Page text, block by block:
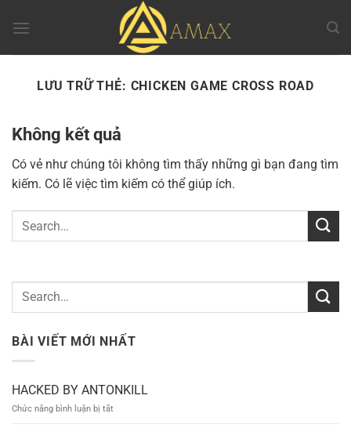
đến
LƯU TRỮ THẺ: CHICKEN GAME CROSS ROAD
Không kết quả
Có vẻ như chúng tôi không tìm thấy những gì bạn đang tìm
kiếm. Có lẽ việc tìm kiếm có thể giúp ích.
BÀI VIẾT MỚI NHẤT
HACKED BY ANTONKILL
Chức năng bình luận bị tắt